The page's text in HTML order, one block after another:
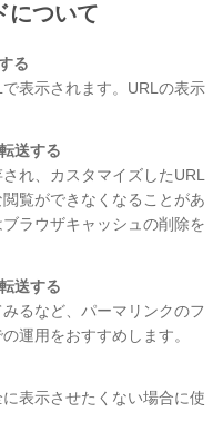
について
る
表示されます。URLの表示
送する
れ、カスタマイズしたURL
覧ができなくなることがあ
ラウザキャッシュの削除を
送する
るなど、パーマリンクのフ
運用をおすすめします。
表示させたくない場合に使